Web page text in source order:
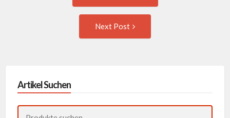
navigation
Next Post
Artikel Suchen